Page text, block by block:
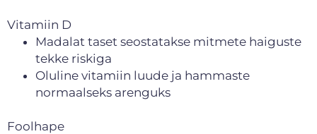
Vitamiin D
Madalat taset seostatakse mitmete haiguste
tekke riskiga
Oluline vitamiin luude ja hammaste
normaalseks arenguks
Foolhape